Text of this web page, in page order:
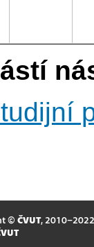
© ČVUT, 2010–2022